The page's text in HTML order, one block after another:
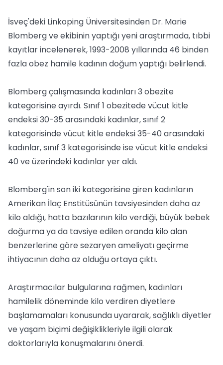
İsveç'deki Linkoping Üniversitesinden Dr. Marie
Blomberg ve ekibinin yaptığı yeni araştırmada, tıbbi
kayıtlar incelenerek, 1993-2008 yıllarında 46 binden
fazla obez hamile kadının doğum yaptığı belirlendi.
Blomberg çalışmasında kadınları 3 obezite
kategorisine ayırdı. Sınıf 1 obezitede vücut kitle
endeksi 30-35 arasındaki kadınlar, sınıf 2
kategorisinde vücut kitle endeksi 35-40 arasındaki
kadınlar, sınıf 3 kategorisinde ise vücut kitle endeksi
40 ve üzerindeki kadınlar yer aldı.
Blomberg'in son iki kategorisine giren kadınların
Amerikan İlaç Enstitüsünün tavsiyesinden daha az
kilo aldığı, hatta bazılarının kilo verdiği, büyük bebek
doğurma ya da tavsiye edilen oranda kilo alan
benzerlerine göre sezaryen ameliyatı geçirme
ihtiyacının daha az olduğu ortaya çıktı.
Araştırmacılar bulgularına rağmen, kadınları
hamilelik döneminde kilo verdiren diyetlere
başlamamaları konusunda uyararak, sağlıklı diyetler
ve yaşam biçimi değişiklikleriyle ilgili olarak
doktorlarıyla konuşmalarını önerdi.